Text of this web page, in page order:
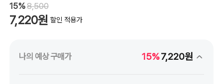
15%8,500
7,220원 할인 적용가
나의 예상 구매가 15%7,220원